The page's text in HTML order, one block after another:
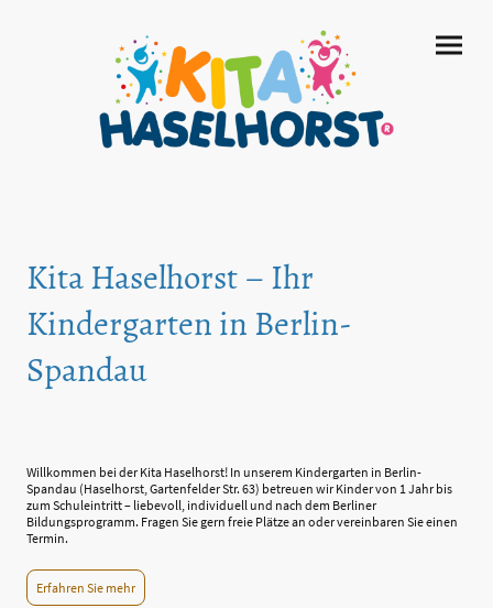
Kita Haselhorst – Ihr
Kindergarten in Berlin-
Spandau
Willkommen bei der Kita Haselhorst! In unserem Kindergarten in Berlin-
Spandau (Haselhorst, Gartenfelder Str. 63) betreuen wir Kinder von 1 Jahr bis
zum Schuleintritt – liebevoll, individuell und nach dem Berliner
Bildungsprogramm. Fragen Sie gern freie Plätze an oder vereinbaren Sie einen
Termin.
Erfahren Sie mehr